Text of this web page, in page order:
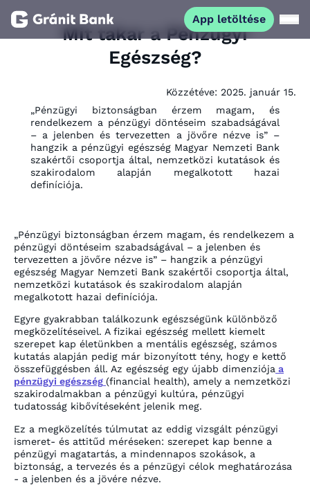
App letöltése
Magánszemélyeknek
Vállalkozásoknak
Fiataloknak
Befektetőknek
Kapcsolat
Netbank App letöltése
Mit takar a Pénzügyi
Egészség?
Közzétéve: 2025. január 15.
„Pénzügyi biztonságban érzem magam, és
rendelkezem a pénzügyi döntéseim szabadságával
– a jelenben és tervezetten a jövőre nézve is” –
hangzik a pénzügyi egészség Magyar Nemzeti Bank
szakértői csoportja által, nemzetközi kutatások és
szakirodalom alapján megalkotott hazai
definíciója.
„Pénzügyi biztonságban érzem magam, és rendelkezem a
pénzügyi döntéseim szabadságával – a jelenben és
tervezetten a jövőre nézve is” – hangzik a pénzügyi
egészség Magyar Nemzeti Bank szakértői csoportja által,
nemzetközi kutatások és szakirodalom alapján
megalkotott hazai definíciója.
Egyre gyakrabban találkozunk egészségünk különböző
megközelítéseivel. A fizikai egészség mellett kiemelt
szerepet kap életünkben a mentális egészség, számos
kutatás alapján pedig már bizonyított tény, hogy e kettő
összefüggésben áll. Az egészség egy újabb dimenziója a
pénzügyi egészség (financial health), amely a nemzetközi
szakirodalmakban a pénzügyi kultúra, pénzügyi
tudatosság kibővítéseként jelenik meg.
Ez a megközelítés túlmutat az eddig vizsgált pénzügyi
ismeret- és attitűd méréseken: szerepet kap benne a
pénzügyi magatartás, a mindennapos szokások, a
biztonság, a tervezés és a pénzügyi célok meghatározása
- a jelenben és a jövére nézve.